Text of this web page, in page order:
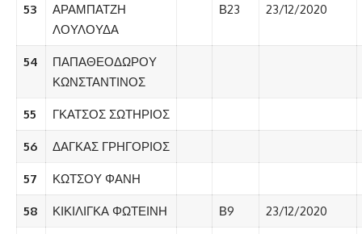
53
ΑΡΑΜΠΑΤΖΗ
ΛΟΥΛΟΥΔΑ
Β23 23/12/2020
54
ΠΑΠΑΘΕΟΔΩΡΟΥ
ΚΩΝΣΤΑΝΤΙΝΟΣ
55 ΓΚΑΤΣΟΣ ΣΩΤΗΡΙΟΣ
56 ΔΑΓΚΑΣ ΓΡΗΓΟΡΙΟΣ
57 ΚΩΤΣΟΥ ΦΑΝΗ
58 ΚΙΚΙΛΙΓΚΑ ΦΩΤΕΙΝΗ Β9 23/12/2020